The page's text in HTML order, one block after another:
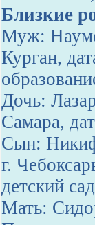
Близкие
Муж:
Курган,
Дочь:
Самара,
Сын:
г.
детский сад
Мать: